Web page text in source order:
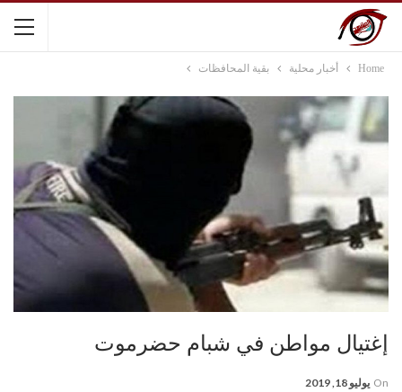
Home أخبار محلية بقية المحافظات
إغتيال مواطن في شبام حضرموت
On يوليو 18, 2019